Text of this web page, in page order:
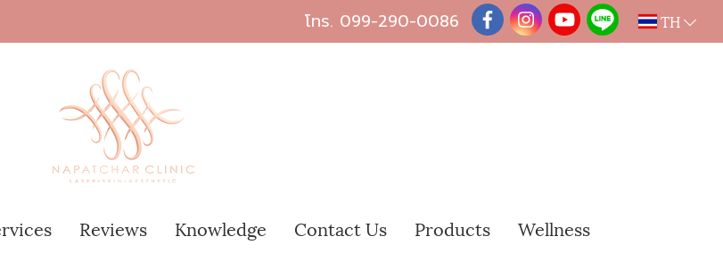
โทร. 099-290-0086 TH
Reviews Knowledge Contact Us Products Wellness